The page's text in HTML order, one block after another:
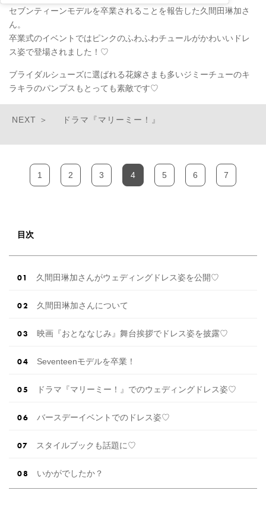
セブンティーンモデルを卒業されることを報告した久間田琳加さ
ん。
卒業式のイベントではピンクのふわふわチュールがかわいいドレ
ス姿で登場されました！♡
ブライダルシューズに選ばれる花嫁さまも多いジミーチューのキ
ラキラのパンプスもとっても素敵です♡
ドラマ『マリーミー！』
1 2 3 4 5 6 7
目次
久間田琳加さんがウェディングドレス姿を公開♡
久間田琳加さんについて
映画『おとななじみ』舞台挨拶でドレス姿を披露♡
Seventeenモデルを卒業！
ドラマ『マリーミー！』でのウェディングドレス姿♡
バースデーイベントでのドレス姿♡
スタイルブックも話題に♡
いかがでしたか？